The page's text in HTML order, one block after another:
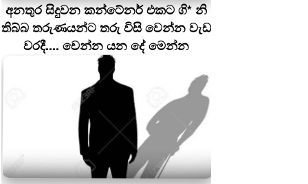
අනතුර සිදුවන කන්ටේනර් එකට ගි* නි
තිබ්බ තරුණයන්ට තරු විසි වෙන්න වැඩ
වරදී.... වෙන්න යන දේ මෙන්න